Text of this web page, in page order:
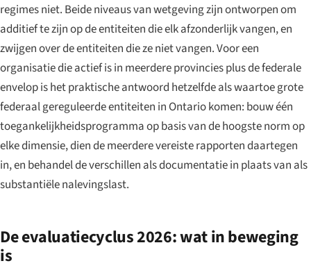
regimes niet. Beide niveaus van wetgeving zijn ontworpen om
additief te zijn op de entiteiten die elk afzonderlijk vangen, en
zwijgen over de entiteiten die ze niet vangen. Voor een
organisatie die actief is in meerdere provincies plus de federale
envelop is het praktische antwoord hetzelfde als waartoe grote
federaal gereguleerde entiteiten in Ontario komen: bouw één
toegankelijkheidsprogramma op basis van de hoogste norm op
elke dimensie, dien de meerdere vereiste rapporten daartegen
in, en behandel de verschillen als documentatie in plaats van als
substantiële nalevingslast.
De evaluatiecyclus 2026: wat in beweging
is